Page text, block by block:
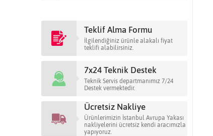
Teklif Alma Formu
İlgilendiğiniz ürünle alakalı fiyat
teklifi alabilirsiniz.
7x24 Teknik Destek
Teknik Servis departmanımız 7/24
Destek vermektedir.
Ücretsiz Nakliye
Ürünlerimizin İstanbul Avrupa Yakası
nakliyelerini ücretsiz kendi aracımızla
yapıyoruz.